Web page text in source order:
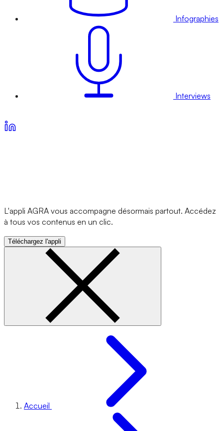
Infographies
Interviews
L'appli AGRA vous accompagne désormais partout. Accédez
à tous vos contenus en un clic.
Téléchargez l'appli
Accueil